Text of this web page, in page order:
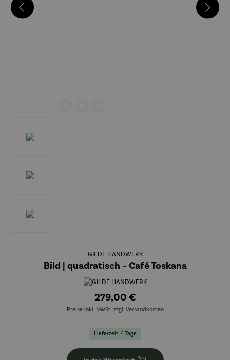
GILDE HANDWERK
Bild | quadratisch – Café Toskana
279,00 €
Preise inkl. MwSt. zzgl. Versandkosten
Lieferzeit: 4 Tage